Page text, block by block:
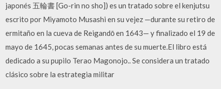
japonés 五輪書 [Go-rin no sho]) es un tratado sobre el kenjutsu
escrito por Miyamoto Musashi en su vejez —durante su retiro de
ermitaño en la cueva de Reigandō en 1643— y finalizado el 19 de
mayo de 1645, pocas semanas antes de su muerte.El libro está
dedicado a su pupilo Terao Magonojo.. Se considera un tratado
clásico sobre la estrategia militar